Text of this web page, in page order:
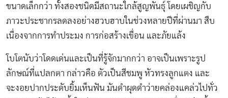
ขนาดเล็กกว่า ทั้งสองชนิดมีสถานะใกล้สูญพันธุ์ โดยเผชิญกับ
ภาวะประชากรลดลงอย่างฮวบฮาบในช่วงหลายปีที่ผ่านมา สืบ
เนื่องจากการทำประมง การก่อสร้างเขื่อน และภัยแล้ง
โบโตนับว่าโดดเด่นและเป็นที่รู้จักมากกว่า อาจเป็นเพราะรูป
ลักษณ์ที่แปลกตา กล่าวคือ ตัวเป็นสีชมพู หัวทรงลูกแตง และ
จะงอยปากประดับยิ้มเห็นฟัน มันดำผุดดำว่ายคล่องแคล่วไปทั่ว